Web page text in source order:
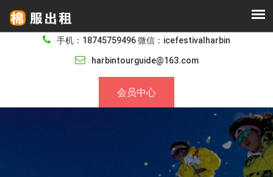
手机：18745759496 微信：icefestivalharbin
harbintourguide@163.com
会员中心